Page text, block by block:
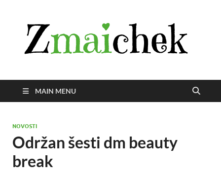
MAIN MENU
NOVOSTI
Održan šesti dm beauty
break